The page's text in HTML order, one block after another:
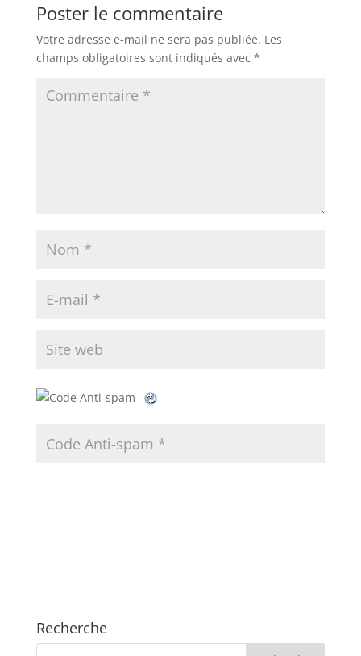
Poster le commentaire
Votre adresse e-mail ne sera pas publiée. Les
champs obligatoires sont indiqués avec *
Recherche